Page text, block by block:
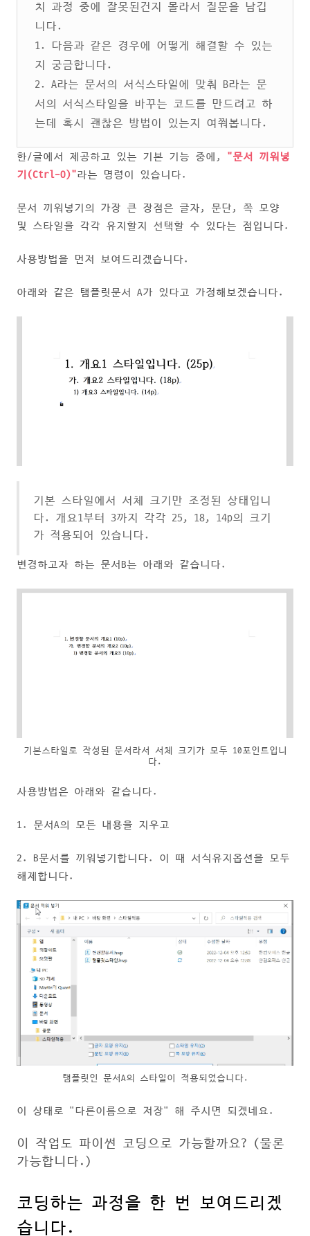
치 과정 중에 잘못된건지 몰라서 질문을 남깁
니다.
1. 다음과 같은 경우에 어떻게 해결할 수 있는
지 궁금합니다.
2. A라는 문서의 서식스타일에 맞춰 B라는 문
서의 서식스타일을 바꾸는 코드를 만드려고 하
는데 혹시 괜찮은 방법이 있는지 여쭤봅니다.
한/글에서 제공하고 있는 기본 기능 중에,
"문서 끼워넣
기(Ctrl-O)"라는 명령이 있습니다.
문서 끼워넣기의 가장 큰 장점은 글자, 문단, 쪽 모양
및 스타일을 각각 유지할지 선택할 수 있다는 점입니다.
사용방법을 먼저 보여드리겠습니다.
아래와 같은 탬플릿문서 A가 있다고 가정해보겠습니다.
기본 스타일에서 서체 크기만 조정된 상태입니
다. 개요1부터 3까지 각각 25, 18, 14p의 크기
가 적용되어 있습니다.
변경하고자 하는 문서B는 아래와 같습니다.
기본스타일로 작성된 문서라서 서체 크기가 모두 10포인트입니
다.
사용방법은 아래와 같습니다.
1. 문서A의 모든 내용을 지우고
2. B문서를 끼워넣기합니다. 이 때 서식유지옵션을 모두
해제합니다.
탬플릿인 문서A의 스타일이 적용되었습니다.
이 상태로 "다른이름으로 저장" 해 주시면 되겠네요.
이 작업도 파이썬 코딩으로 가능할까요? (물론
가능합니다.)
코딩하는 과정을 한 번 보여드리겠
습니다.